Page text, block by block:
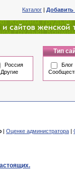
Каталог | Добавить
Россия
Другие
Тип
Блог
| Оценке администратора |